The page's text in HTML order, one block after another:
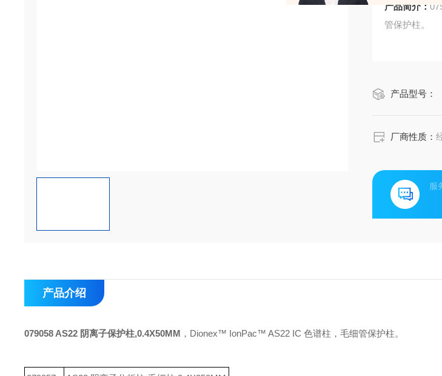
产品简介：
管保护柱。
产品型号：
厂商性质：
服
产品介绍
079058 AS22 阴离子保护柱,0.4X50MM ，Dionex™ IonPac™ AS22 IC 色谱柱，毛细管保护柱。